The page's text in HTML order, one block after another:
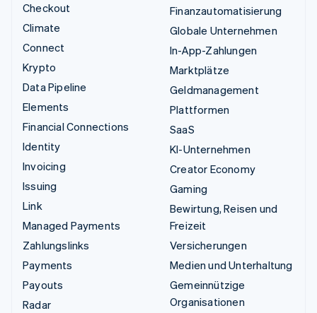
Checkout
Climate
Connect
Krypto
Data Pipeline
Elements
Financial Connections
Identity
Invoicing
Issuing
Link
Managed Payments
Zahlungslinks
Payments
Payouts
Radar
Finanzautomatisierung
Globale Unternehmen
In-App-Zahlungen
Marktplätze
Geldmanagement
Plattformen
SaaS
KI-Unternehmen
Creator Economy
Gaming
Bewirtung, Reisen und
Freizeit
Versicherungen
Medien und Unterhaltung
Gemeinnützige
Organisationen